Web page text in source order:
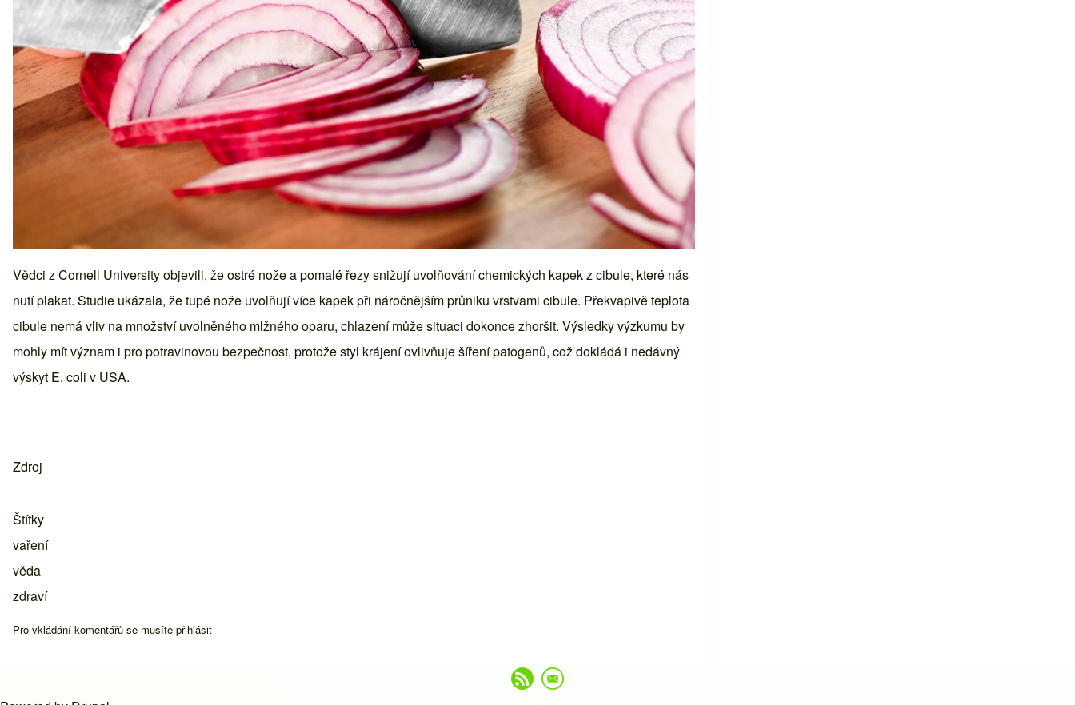
Vědci z Cornell University objevili, že ostré nože a pomalé řezy snižují uvolňování chemických kapek z cibule, které nás
nutí plakat. Studie ukázala, že tupé nože uvolňují více kapek při náročnějším průniku vrstvami cibule. Překvapivě teplota
cibule nemá vliv na množství uvolněného mlžného oparu, chlazení může situaci dokonce zhoršit. Výsledky výzkumu by
mohly mít význam i pro potravinovou bezpečnost, protože styl krájení ovlivňuje šíření patogenů, což dokládá i nedávný
výskyt E. coli v USA.
Zdroj
Štítky
vaření
věda
zdraví
Pro vkládání komentářů se musíte přihlásit